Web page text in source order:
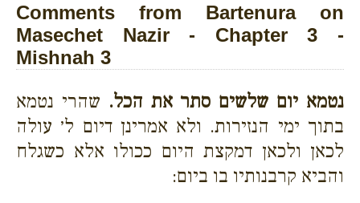
Comments from Bartenura on
Masechet Nazir - Chapter 3 -
Mishnah 3
נטמא יום שלשים סתר את הכל. שהרי נטמא
בתוך ימי הנזירות. ולא אמרינן דיום ל׳ עולה
לכאן ולכאן דמקצת היום ככולו אלא כשגלח
והביא קרבנותיו בו ביום: